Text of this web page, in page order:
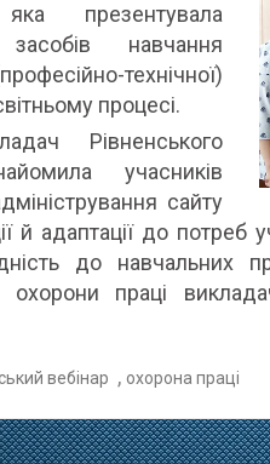
презентувала
навчання
технічної)
процесі.
Рівненського
учасників
сайту
й адаптації до потреб
до навчальних
охорони праці
вебінар , охорона праці